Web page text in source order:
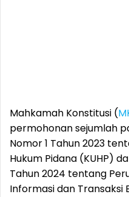
Mahkamah Konstitusi (
permohonan sejumlah
Nomor 1 Tahun 2023
Hukum Pidana (KUHP)
Tahun 2024 tentang
Informasi dan Transaksi